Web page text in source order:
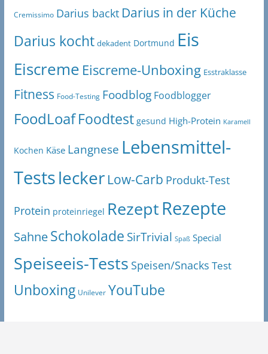
Cremissimo Darius backt Darius in der Küche
Darius kocht dekadent Dortmund Eis
Eiscreme Eiscreme-Unboxing Esstraklasse
Fitness Food-Testing Foodblog Foodblogger
FoodLoaf Foodtest gesund High-Protein Karamell
Kochen Käse Langnese Lebensmittel-
Testslecker Low-Carb Produkt-Test
Protein proteinriegel RezeptRezepte
SahneSchokolade SirTrivial Spaß Special
Speiseeis-Tests Speisen/Snacks Test
Unboxing Unilever YouTube